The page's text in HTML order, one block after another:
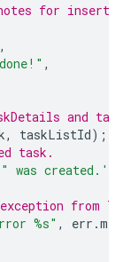
for
,
,
and
, taskListId);
task.
was created.'
from
%s" , err .